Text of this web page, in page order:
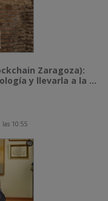
Zaragoza):
y llevarla a la ...
las 10:55